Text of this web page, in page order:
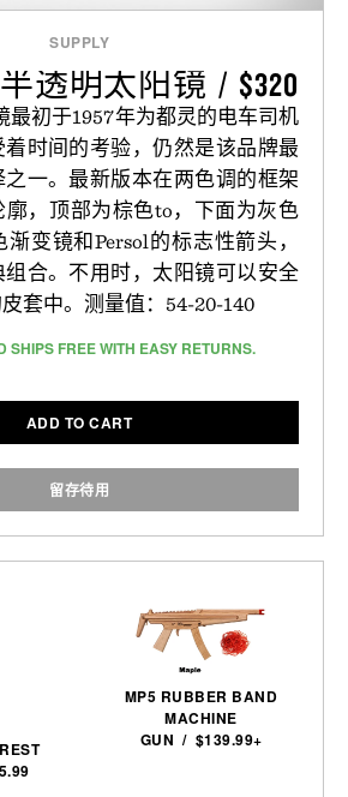
SUPPLY
半透明太阳镜 / $320
最初于1957年为都灵的电车司机
时间的考验，仍然是该品牌最
一。最新版本在两色调的框架
廓，顶部为棕色to，下面为灰色
变镜和Persol的标志性箭头，
合。不用时，太阳镜可以安全
套中。测量值：54-20-140
SHIPS FREE WITH EASY RETURNS.
ADD TO CART
留存待用
MP5 RUBBER BAND
MACHINE
GUN / $139.99+